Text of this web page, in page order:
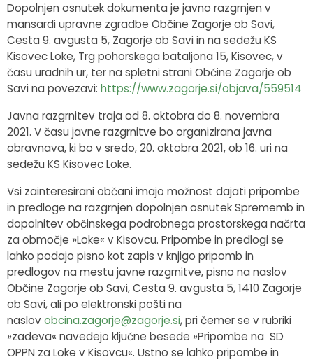
Dopolnjen osnutek dokumenta je javno razgrnjen v
mansardi upravne zgradbe Občine Zagorje ob Savi,
Cesta 9. avgusta 5, Zagorje ob Savi in na sedežu KS
Kisovec Loke, Trg pohorskega bataljona 15, Kisovec, v
času uradnih ur, ter na spletni strani Občine Zagorje ob
Savi na povezavi: https://www.zagorje.si/objava/559514
Javna razgrnitev traja od 8. oktobra do 8. novembra
2021. V času javne razgrnitve bo organizirana javna
obravnava, ki bo v sredo, 20. oktobra 2021, ob 16. uri na
sedežu KS Kisovec Loke.
Vsi zainteresirani občani imajo možnost dajati pripombe
in predloge na razgrnjen dopolnjen osnutek Sprememb in
dopolnitev občinskega podrobnega prostorskega načrta
za območje »Loke« v Kisovcu. Pripombe in predlogi se
lahko podajo pisno kot zapis v knjigo pripomb in
predlogov na mestu javne razgrnitve, pisno na naslov
Občine Zagorje ob Savi, Cesta 9. avgusta 5, 1410 Zagorje
ob Savi, ali po elektronski pošti na
naslovobcina.zagorje@zagorje.si,pri čemer se v rubriki
»zadeva« navedejo ključne besede »Pripombe na SD
OPPN za Loke v Kisovcu«. Ustno se lahko pripombe in